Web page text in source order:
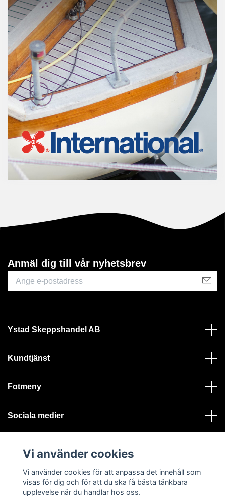
Anmäl dig till vår nyhetsbrev
Ystad Skeppshandel AB
Kundtjänst
Fotmeny
Sociala medier
© 2026 Ystad Skeppshandel - Alla rättigheter reserverade
Vi använder cookies
Vi använder cookies för att anpassa det innehåll som
visas för dig och för att du ska få bästa tänkbara
upplevelse när du handlar hos oss.